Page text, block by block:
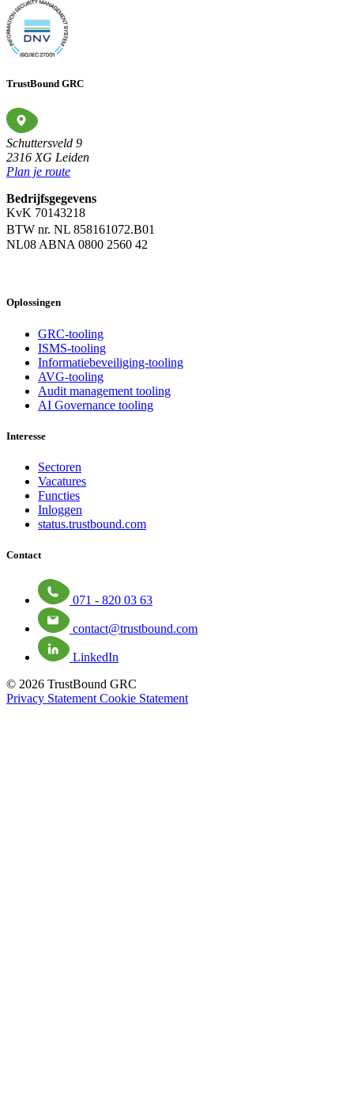
TrustBound GRC
Schuttersveld 9
2316 XG Leiden
Plan je route
Bedrijfsgegevens
KvK 70143218
BTW nr. NL 858161072.B01
NL08 ABNA 0800 2560 42
Oplossingen
GRC-tooling
ISMS-tooling
Informatiebeveiliging-tooling
AVG-tooling
Audit management tooling
AI Governance tooling
Interesse
Sectoren
Vacatures
Functies
Inloggen
status.trustbound.com
Contact
071 - 820 03 63
contact@trustbound.com
LinkedIn
© 2026 TrustBound GRC
Privacy Statement Cookie Statement